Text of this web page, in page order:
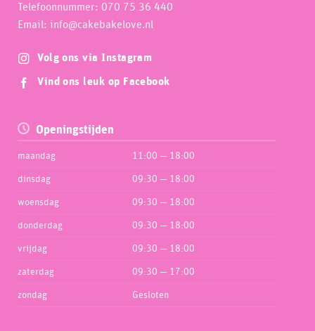
Telefoonnummer: 070 75 36 440
Email: info@cakebakelove.nl
Volg ons via Instagram
Vind ons leuk op Facebook
Openingstijden
maandag 11:00 — 18:00
dinsdag 09:30 — 18:00
woensdag 09:30 — 18:00
donderdag 09:30 — 18:00
vrijdag 09:30 — 18:00
zaterdag 09:30 — 17:00
zondag Gesloten